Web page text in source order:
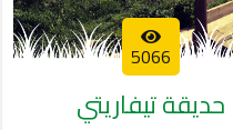
5066
حديقة تيفاريتي